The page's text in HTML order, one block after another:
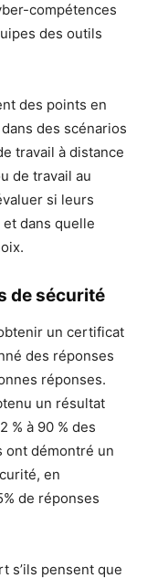
compétences
des outils
des points en
des scénarios
travail à distance
de travail au
si leurs
dans quelle
de sécurité
un certificat
des réponses
réponses.
un résultat
% à 90 % des
ont démontré un
en
de réponses
s’ils pensent que